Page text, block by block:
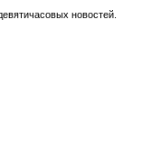
новостей.